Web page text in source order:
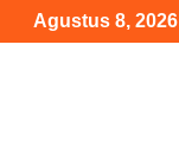
Agustus 8, 2026